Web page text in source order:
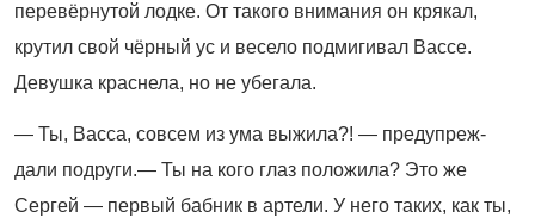
перевёрнутой лодке. От такого внимания он крякал,
крутил свой чёрный ус и весело подмигивал Вассе.
Девушка краснела, но не убегала.
— Ты, Васса, совсем из ума выжила?! — предупреж­
дали подруги.— Ты на кого глаз положила? Это же
Сергей — первый бабник в артели. У него таких, как ты,